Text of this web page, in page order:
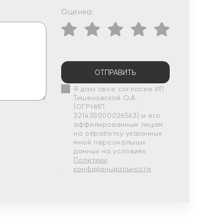
Оценка:
ОТПРАВИТЬ
Я даю свое согласие ИП
Тишеновской О.А.
(ОГРНИП
321435000026563) и его
аффилированным лицам
на обработку указанных
мной персональных
данных на условиях
Политики
конфиденциальности